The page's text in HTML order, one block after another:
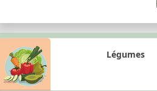
Légumes